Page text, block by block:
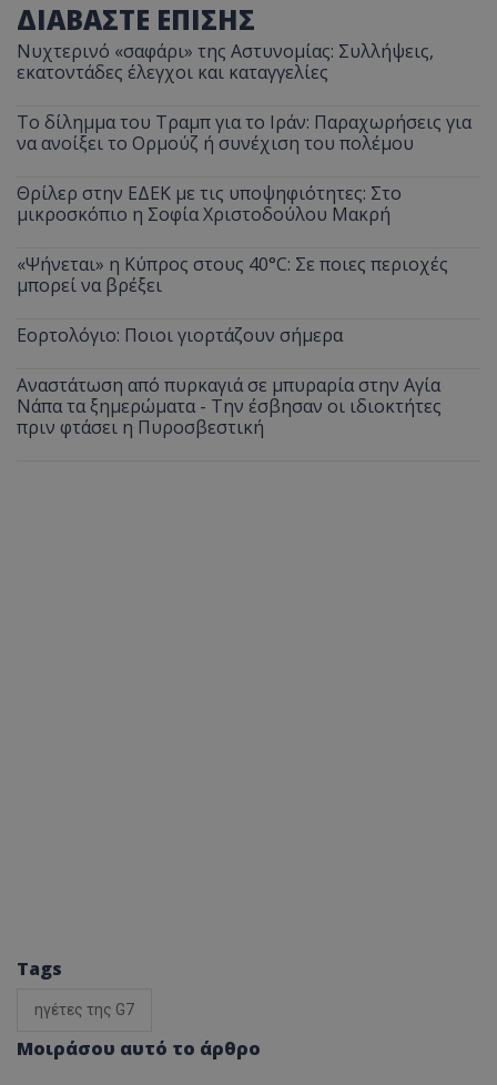
ΔΙΑΒΑΣΤΕ ΕΠΙΣΗΣ
Νυχτερινό «σαφάρι» της Αστυνομίας: Συλλήψεις,
εκατοντάδες έλεγχοι και καταγγελίες
Το δίλημμα του Τραμπ για το Ιράν: Παραχωρήσεις για
να ανοίξει το Ορμούζ ή συνέχιση του πολέμου
Θρίλερ στην ΕΔΕΚ με τις υποψηφιότητες: Στο
μικροσκόπιο η Σοφία Χριστοδούλου Μακρή
«Ψήνεται» η Κύπρος στους 40°C: Σε ποιες περιοχές
μπορεί να βρέξει
Εορτολόγιο: Ποιοι γιορτάζουν σήμερα
Αναστάτωση από πυρκαγιά σε μπυραρία στην Αγία
Νάπα τα ξημερώματα - Την έσβησαν οι ιδιοκτήτες
πριν φτάσει η Πυροσβεστική
Tags
ηγέτες της G7
Μοιράσου αυτό το άρθρο